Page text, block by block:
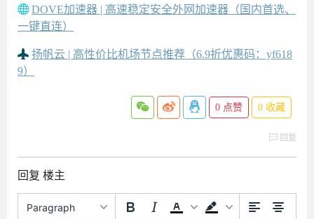
DOVE加速器 | 高速稳定安全外网加速器（国内首选、
一键直连）
扬帆云 | 高性价比机场节点推荐（6.9折优惠码：yf618
9）
0 点赞 0 收藏
回复
回复 楼主
Paragraph